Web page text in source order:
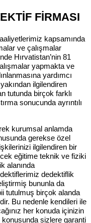
FİRMASI
kapsamında
ve çalışmalar
Hırvatistan’nin 81
yapmakta ve
yardımcı
ilgilendiren
tutunda birçok farklı
sonucunda ayrıntılı
kurumsal anlamda
gerekse özel
ilgilendiren bir
eğitime teknik ve fiziki
alanında
dedektiflik
bununla da
tutulmuş birçok alanda
Bu nedenle kendileri ile
her konuda içinizin
sizlere garanti